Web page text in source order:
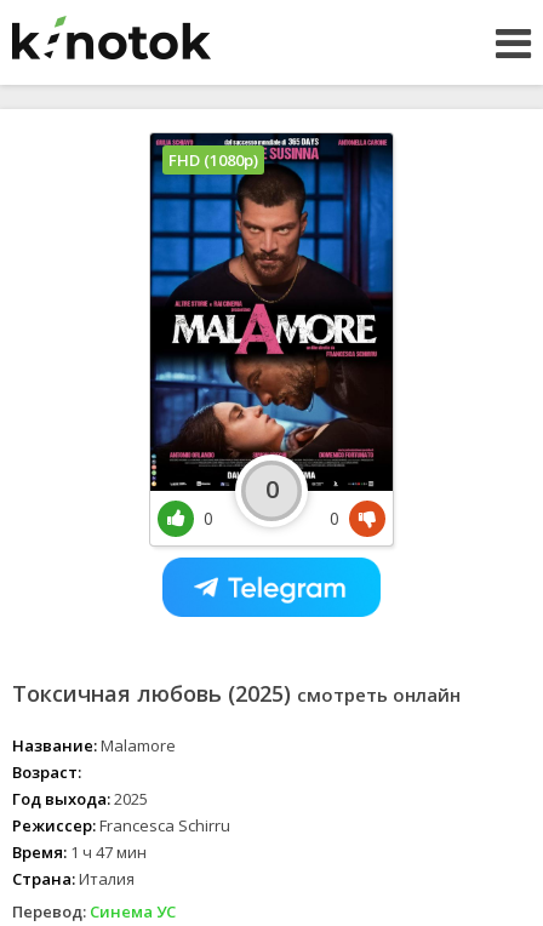
Токсичная любовь (2025) смотреть онлайн
Название:Malamore
Возраст:
Год выхода:2025
Режиссер:Francesca Schirru
Время: 1 ч 47 мин
Страна:Италия
Перевод: Синема УС
FHD (1080p)
0
0
0